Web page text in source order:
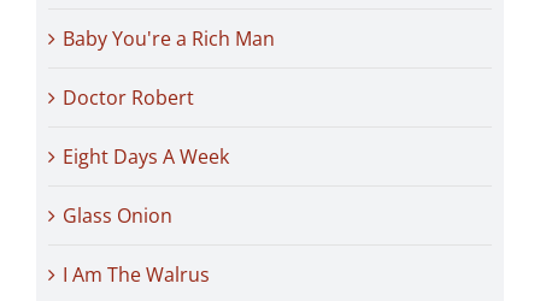
Baby You're a Rich Man
Doctor Robert
Eight Days A Week
Glass Onion
I Am The Walrus